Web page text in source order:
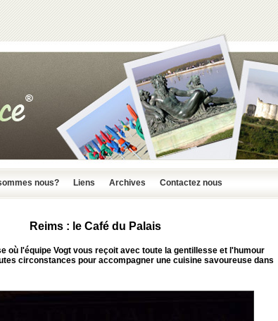
nous? Liens Archives Contactez nous
Reims : le Café du Palais
où l'équipe Vogt vous reçoit avec toute la gentillesse et l'humour
circonstances pour accompagner une cuisine savoureuse dans